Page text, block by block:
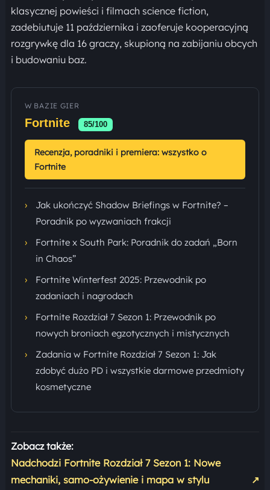
klasycznej powieści i filmach science fiction,
zadebiutuje 11 października i zaoferuje kooperacyjną
rozgrywkę dla 16 graczy, skupioną na zabijaniu obcych
i budowaniu baz.
W BAZIE GIER
Fortnite 85/100
Recenzja, poradniki i premiera: wszystko o
Fortnite
›
Jak ukończyć Shadow Briefings w Fortnite? –
Poradnik po wyzwaniach frakcji
›
Fortnite x South Park: Poradnik do zadań „Born
in Chaos”
›
Fortnite Winterfest 2025: Przewodnik po
zadaniach i nagrodach
›
Fortnite Rozdział 7 Sezon 1: Przewodnik po
nowych broniach egzotycznych i mistycznych
›
Zadania w Fortnite Rozdział 7 Sezon 1: Jak
zdobyć dużo PD i wszystkie darmowe przedmioty
kosmetyczne
Zobacz także:
Nadchodzi Fortnite Rozdział 7 Sezon 1: Nowe
mechaniki, samo-ożywienie i mapa w stylu
↗